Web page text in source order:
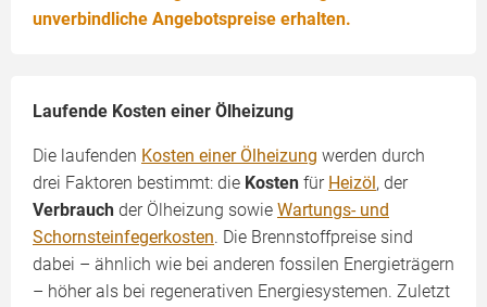
unverbindliche Angebotspreise erhalten.
Laufende Kosten einer Ölheizung
Die laufenden Kosten einer Ölheizung werden durch
drei Faktoren bestimmt: die Kosten für Heizöl, der
Verbrauch der Ölheizung sowie Wartungs- und
Schornsteinfegerkosten. Die Brennstoffpreise sind
dabei – ähnlich wie bei anderen fossilen Energieträgern
– höher als bei regenerativen Energiesystemen. Zuletzt